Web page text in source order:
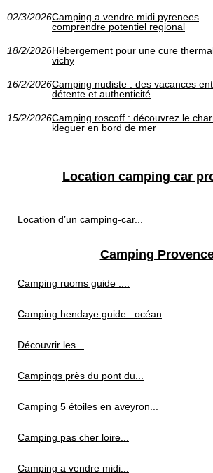
02/3/2026Camping a vendre midi pyrenees
comprendre potentiel regional
18/2/2026Hébergement pour une cure
vichy
16/2/2026Camping nudiste : des vacances
détente et authenticité
15/2/2026Camping roscoff : découvrez le
kleguer en bord de mer
Location camping car
Location d’un camping-car...
Camping
Camping ruoms guide :...
Camping hendaye guide : océan
Découvrir les...
Campings près du pont du...
Camping 5 étoiles en aveyron...
Camping pas cher loire...
Camping a vendre midi...